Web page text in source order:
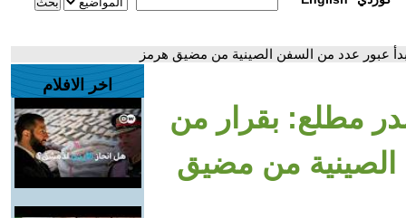
عبور عدد من السفن الصينية من مضيق هرمز
مطلع: بقرار من
من مضيق
اخر الافلام